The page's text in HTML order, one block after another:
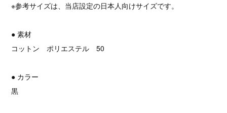
※参考サイズは、当店設定の日本人向けサイズです。
● 素材
コットン ポリエステル 50
● カラー
黒